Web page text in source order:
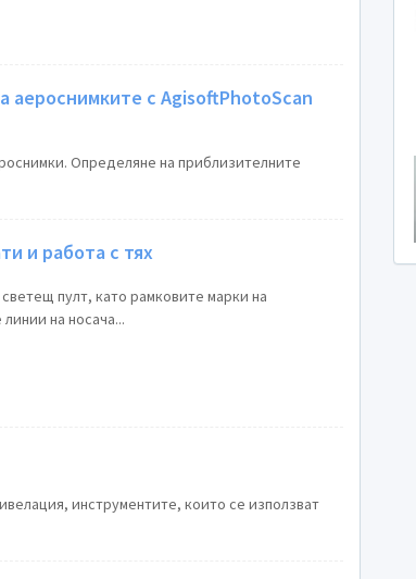
аероснимките с AgisoftPhotoScan
Определяне на приблизителните
и работа с тях
пулт, като рамковите марки на
на носача...
инструментите, които се използват